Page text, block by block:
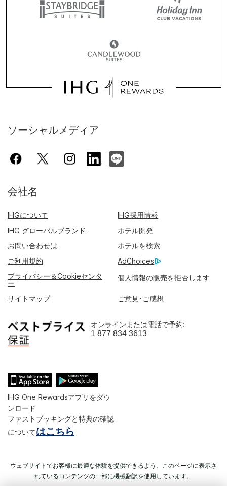
ソーシャルメディア
会社名
IHGについて
IHG採用情報
IHG グローバルブランド
ホテル開発
お問い合わせは
ホテルを検索
ご利用規約
AdChoices
プライバシー＆Cookieセンタ
ー
個人情報の販売を拒否します
サイトマップ ご意見･ご感想
オンラインまたは電話で予約:
1 877 834 3613
IHG One Rewardsアプリをダウ
ンロード
ファストブッキングと特典の確認
についてはこちら
ウェブサイトでお客様に最適な体験を提供できるよう、このページに表示さ
れているコンテンツの一部に機械翻訳を使用しています。